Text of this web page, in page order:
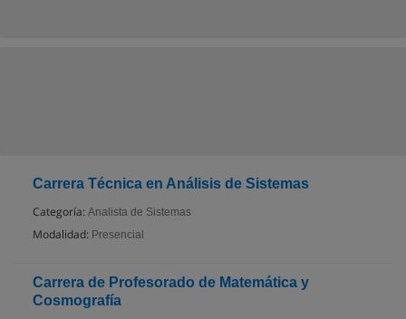
Carrera Técnica en Análisis de Sistemas
Categoría: Analista de Sistemas
Modalidad: Presencial
Carrera de Profesorado de Matemática y
Cosmografía